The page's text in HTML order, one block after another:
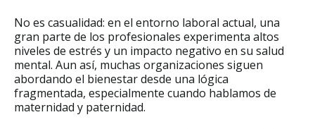
No es casualidad: en el entorno laboral actual, una
gran parte de los profesionales experimenta altos
niveles de estrés y un impacto negativo en su salud
mental. Aun así, muchas organizaciones siguen
abordando el bienestar desde una lógica
fragmentada, especialmente cuando hablamos de
maternidad y paternidad.